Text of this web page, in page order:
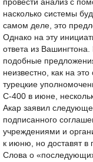
провести анализ с
насколько системы
самом деле, это
Однако на эту
ответа из
подобные
неизвестно, как на
турецкие
С-400 в июне,
Акар заявил
подписанного
учреждениями и
к июню, но доставят
Слова о